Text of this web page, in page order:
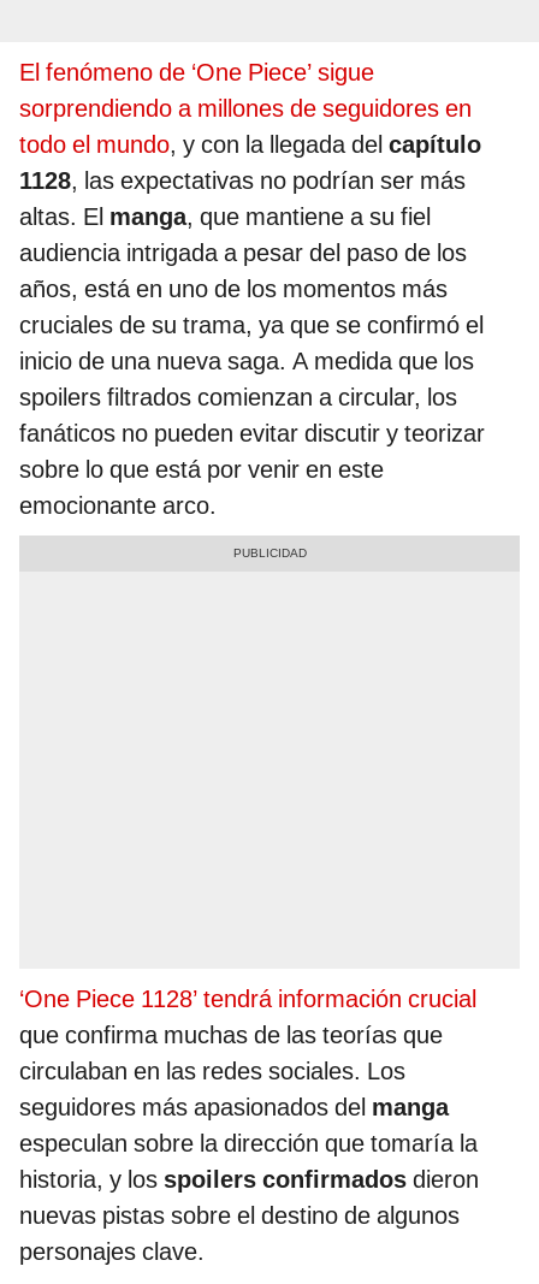
El fenómeno de ‘One Piece’ sigue
sorprendiendo a millones de seguidores en
todo el mundo, y con la llegada del capítulo
1128, las expectativas no podrían ser más
altas. El manga, que mantiene a su fiel
audiencia intrigada a pesar del paso de los
años, está en uno de los momentos más
cruciales de su trama, ya que se confirmó el
inicio de una nueva saga. A medida que los
spoilers filtrados comienzan a circular, los
fanáticos no pueden evitar discutir y teorizar
sobre lo que está por venir en este
emocionante arco.
‘One Piece 1128’ tendrá información crucial
que confirma muchas de las teorías que
circulaban en las redes sociales. Los
seguidores más apasionados del manga
especulan sobre la dirección que tomaría la
historia, y los spoilers confirmados dieron
nuevas pistas sobre el destino de algunos
personajes clave.